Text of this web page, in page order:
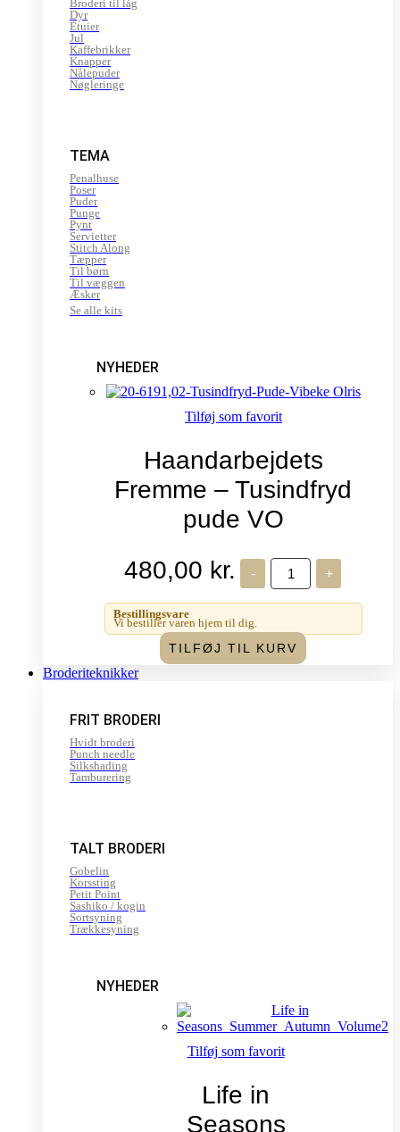
Broderi til låg
Dyr
Etuier
Jul
Kaffebrikker
Knapper
Nålepuder
Nøgleringe
TEMA
Penalhuse
Poser
Puder
Punge
Pynt
Servietter
Stitch Along
Tæpper
Til børn
Til væggen
Æsker
Se alle kits
NYHEDER
Tilføj som favorit
Haandarbejdets
Fremme – Tusindfryd
pude VO
480,00 kr. -
Haandarbejdets
Fremme
-
Tusindfryd
VO
antal
+
Bestillingsvare
Vi bestiller varen hjem til dig.
TILFØJ TIL KURV
Broderiteknikker
FRIT BRODERI
Hvidt broderi
Punch needle
Silkshading
Tamburering
TALT BRODERI
Gobelin
Korssting
Petit Point
Sashiko / kogin
Sortsyning
Trækkesyning
NYHEDER
Tilføj som favorit
Life in
Seasons